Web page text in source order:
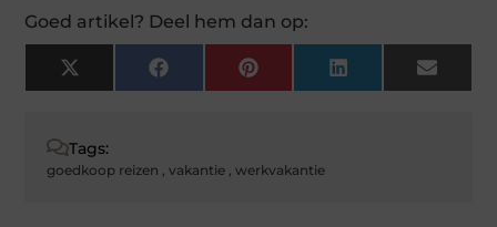
Goed artikel? Deel hem dan op:
X
(Twitter)
Facebook Pinterest LinkedIn Email
Tags:
goedkoop reizen ,vakantie ,werkvakantie